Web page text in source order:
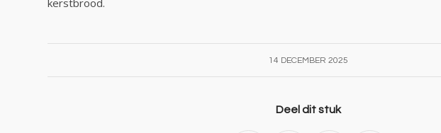
14 DECEMBER 2025
Deel dit stuk